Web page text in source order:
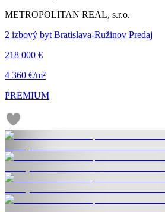
METROPOLITAN REAL, s.r.o.
2 izbový byt Bratislava-Ružinov Predaj
218 000 €
4 360 €/m²
PREMIUM